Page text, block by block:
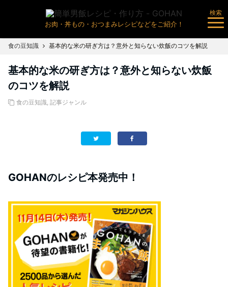
お肉・丼もの・おつまみレシピなどをご紹介！
検索
食の豆知識 基本的な米の研ぎ方は？意外と知らない炊飯のコツを解説
基本的な米の研ぎ方は？意外と知らない炊飯
のコツを解説
食の豆知識, 記事ジャンル
GOHANのレシピ本発売中！